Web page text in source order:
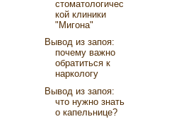
стоматологичес
кой клиники
"Мигона"
Вывод из запоя:
почему важно
обратиться к
наркологу
Вывод из запоя:
что нужно знать
о капельнице?